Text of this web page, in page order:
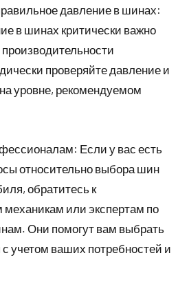
давление в шинах:
в шинах критически важно
проверяйте давление и
уровне, рекомендуемом
Если у вас есть
относительно выбора шин
обратитесь к
или экспертам по
Они помогут вам выбрать
учетом ваших потребностей и